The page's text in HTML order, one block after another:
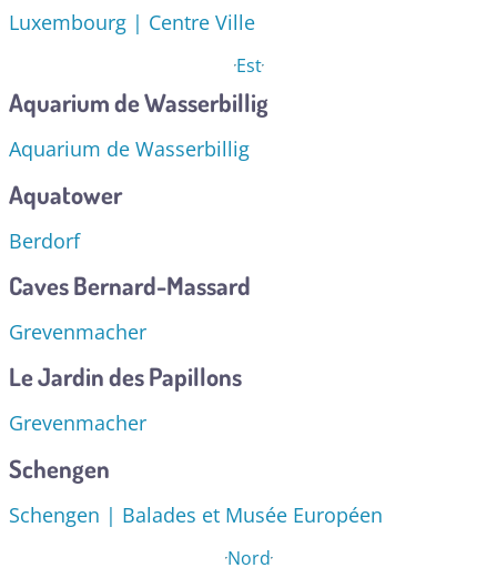
Luxembourg | Centre Ville
Est
Aquarium de Wasserbillig
Aquarium de Wasserbillig
Aquatower
Berdorf
Caves Bernard-Massard
Grevenmacher
Le Jardin des Papillons
Grevenmacher
Schengen
Schengen | Balades et Musée Européen
Nord